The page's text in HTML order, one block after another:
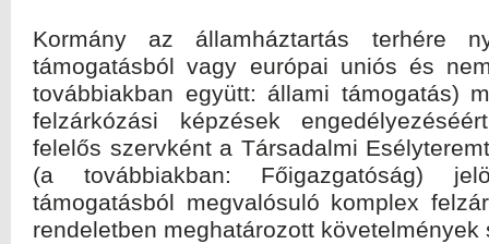
Kormány az államháztartás terhére
támogatásból vagy európai uniós és
továbbiakban együtt: állami támogatás)
felzárkózási képzések
felelős szervként a Társadalmi
(a továbbiakban: Főigazgatóság)
támogatásból megvalósuló komplex
rendeletben meghatározott követelmények